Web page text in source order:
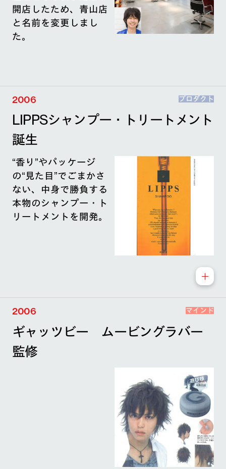
開店したため、青山店
と名前を変更しまし
た。
2006 プロダクト
LIPPSシャンプー・トリートメント
誕生
“香り”やパッケージ
の“見た目”でごまかさ
ない、中身で勝負する
本物のシャンプー・ト
リートメントを開発。
2006 マインド
ギャッツビー ムービングラバー
監修